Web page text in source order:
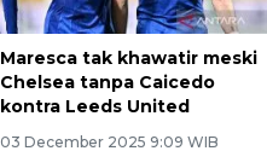
Maresca tak khawatir meski
Chelsea tanpa Caicedo
kontra Leeds United
03 December 2025 9:09 WIB